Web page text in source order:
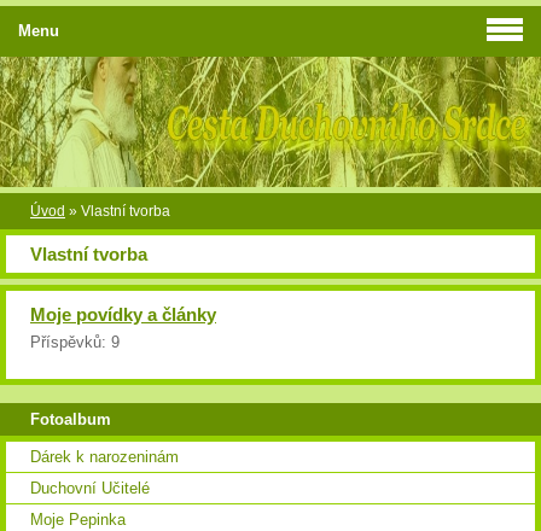
Úvod » Vlastní tvorba
Vlastní tvorba
Moje povídky a články
Příspěvků: 9
Menu
Fotoalbum
Dárek k narozeninám
Duchovní Učitelé
Moje Pepinka